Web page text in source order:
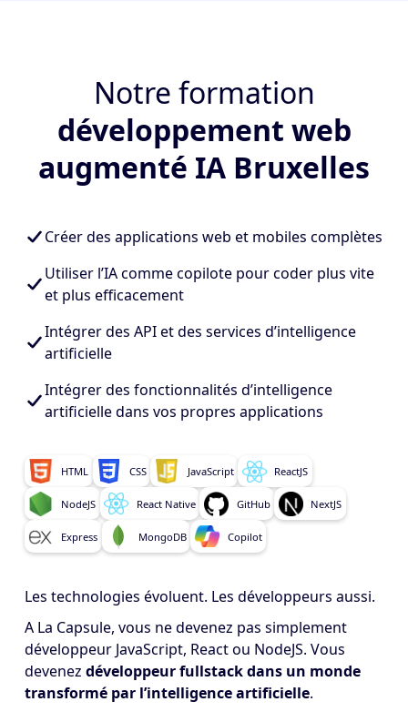
Notre formation
développement web
augmenté IA Bruxelles
Créer des applications web et mobiles complètes
Utiliser l’IA comme copilote pour coder plus vite
et plus efficacement
Intégrer des API et des services d’intelligence
artificielle
Intégrer des fonctionnalités d’intelligence
artificielle dans vos propres applications
HTML CSS JavaScript ReactJS
NodeJS React Native GitHub NextJS
Express MongoDB Copilot
Les technologies évoluent. Les développeurs aussi.
A La Capsule, vous ne devenez pas simplement
développeur JavaScript, React ou NodeJS. Vous
devenez développeur fullstack dans un monde
transformé par l’intelligence artificielle.